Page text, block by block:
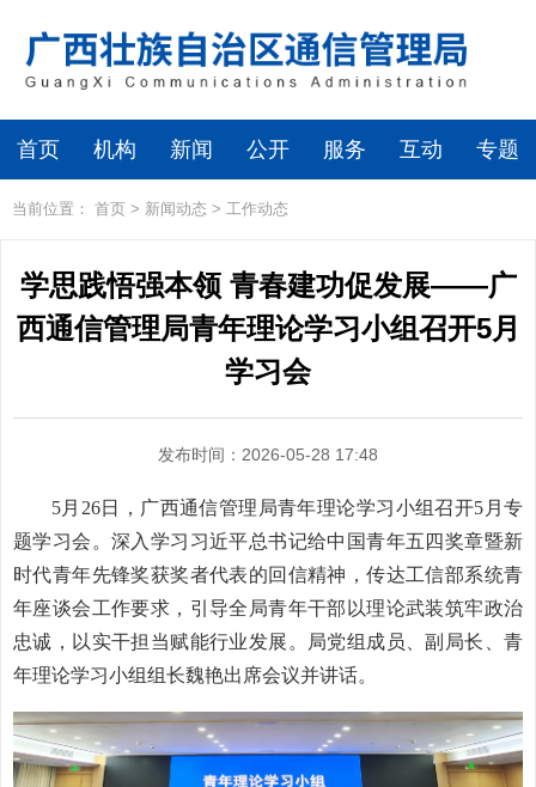
首页 机构 新闻 公开 服务 互动 专题
当前位置： 首页 > 新闻动态 > 工作动态
学思践悟强本领 青春建功促发展——广
西通信管理局青年理论学习小组召开5月
学习会
发布时间：2026-05-28 17:48
5月26日，广西通信管理局青年理论学习小组召开5月专
题学习会。深入学习习近平总书记给中国青年五四奖章暨新
时代青年先锋奖获奖者代表的回信精神，传达工信部系统青
年座谈会工作要求，引导全局青年干部以理论武装筑牢政治
忠诚，以实干担当赋能行业发展。局党组成员、副局长、青
年理论学习小组组长魏艳出席会议并讲话。